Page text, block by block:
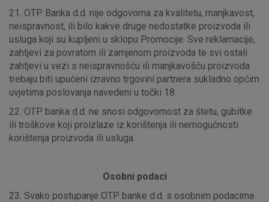
21. OTP Banka d.d. nije odgovorna za kvalitetu, manjkavost,
neispravnost, ili bilo kakve druge nedostatke proizvoda ili
usluga koji su kupljeni u sklopu Promocije. Sve reklamacije,
zahtjevi za povratom ili zamjenom proizvoda te svi ostali
zahtjevi u vezi s neispravnošću ili manjkavošću proizvoda
trebaju biti upućeni izravno trgovini partnera sukladno općim
uvjetima poslovanja navedeni u točki 18.
22. OTP banka d.d. ne snosi odgovornost za štetu, gubitke
ili troškove koji proizlaze iz korištenja ili nemogućnosti
korištenja proizvoda ili usluga.
Osobni podaci
23. Svako postupanje OTP banke d.d. s osobnim podacima